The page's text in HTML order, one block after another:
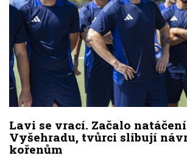
Lavi se vrací. Začalo
Vyšehradu, tvůrci slibují
kořenům